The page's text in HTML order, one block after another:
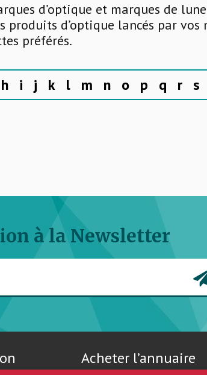
d’optique et marques de
produits d’optique lancés par vos
préférés.
h i j k l m n o p q r s
à la Newsletter
Acheter l’annuaire